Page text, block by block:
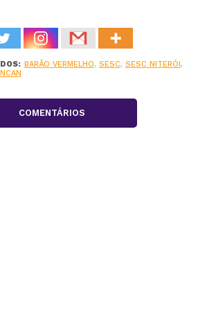
BARÃO VERMELHO, SESC, SESC NITERÓI,
COMENTÁRIOS